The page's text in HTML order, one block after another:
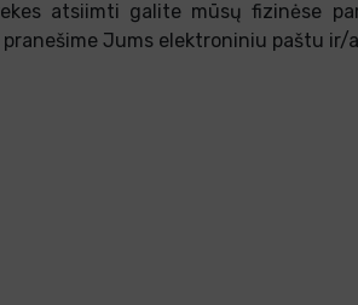
atsiimti galite mūsų fizinėse
Jums elektroniniu paštu ir/